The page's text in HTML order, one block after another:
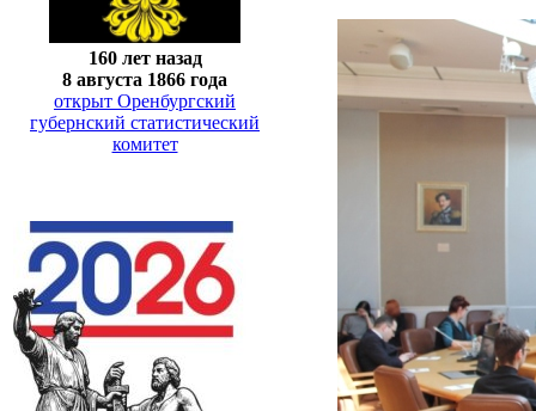
160 лет назад
8 августа 1866 года
открыт Оренбургский
губернский статистический
комитет